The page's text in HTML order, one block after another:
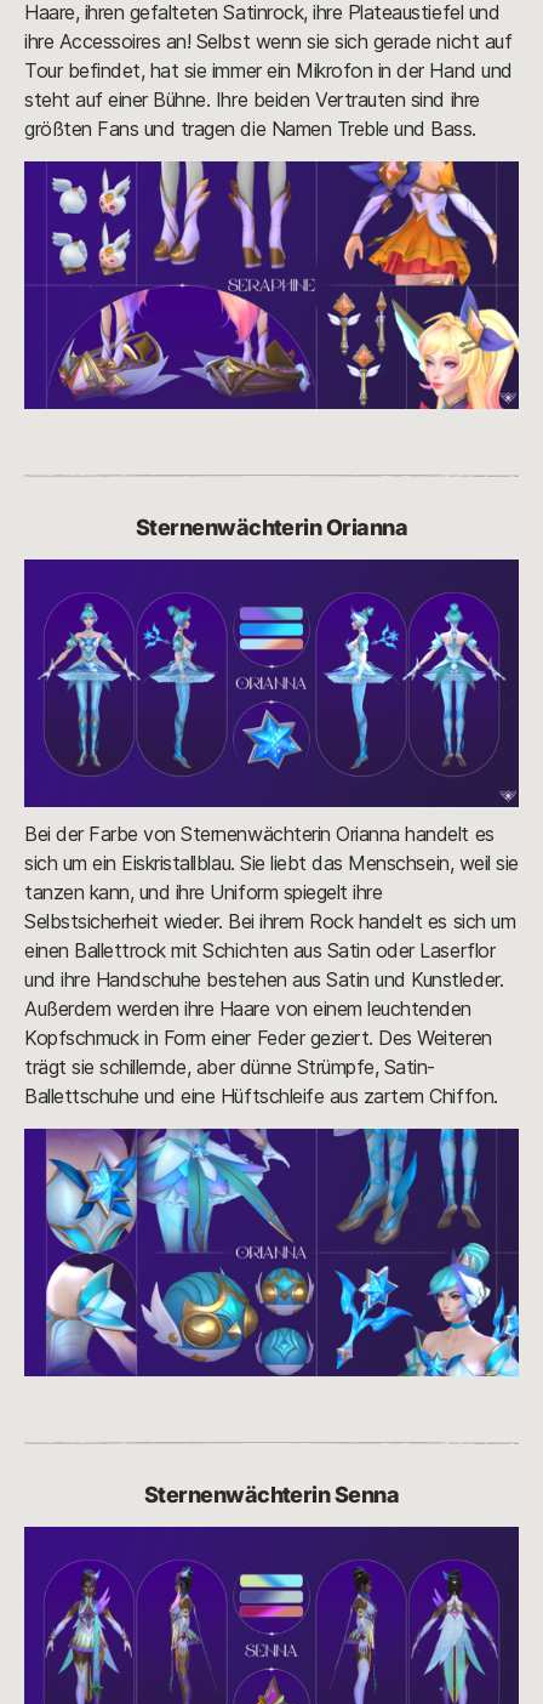
Haare, ihren gefalteten Satinrock, ihre Plateaustiefel und
ihre Accessoires an! Selbst wenn sie sich gerade nicht auf
Tour befindet, hat sie immer ein Mikrofon in der Hand und
steht auf einer Bühne. Ihre beiden Vertrauten sind ihre
größten Fans und tragen die Namen Treble und Bass.
Sternenwächterin Orianna
Bei der Farbe von Sternenwächterin Orianna handelt es
sich um ein Eiskristallblau. Sie liebt das Menschsein, weil sie
tanzen kann, und ihre Uniform spiegelt ihre
Selbstsicherheit wieder. Bei ihrem Rock handelt es sich um
einen Ballettrock mit Schichten aus Satin oder Laserflor
und ihre Handschuhe bestehen aus Satin und Kunstleder.
Außerdem werden ihre Haare von einem leuchtenden
Kopfschmuck in Form einer Feder geziert. Des Weiteren
trägt sie schillernde, aber dünne Strümpfe, Satin-
Ballettschuhe und eine Hüftschleife aus zartem Chiffon.
Sternenwächterin Senna